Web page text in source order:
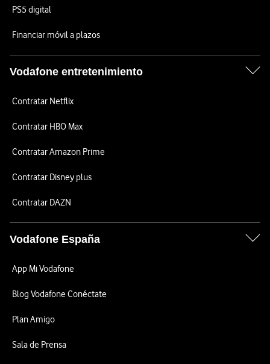
PS5 digital
Financiar móvil a plazos
Vodafone entretenimiento
Contratar Netflix
Contratar HBO Max
Contratar Amazon Prime
Contratar Disney plus
Contratar DAZN
Vodafone España
App Mi Vodafone
Blog Vodafone Conéctate
Plan Amigo
Sala de Prensa